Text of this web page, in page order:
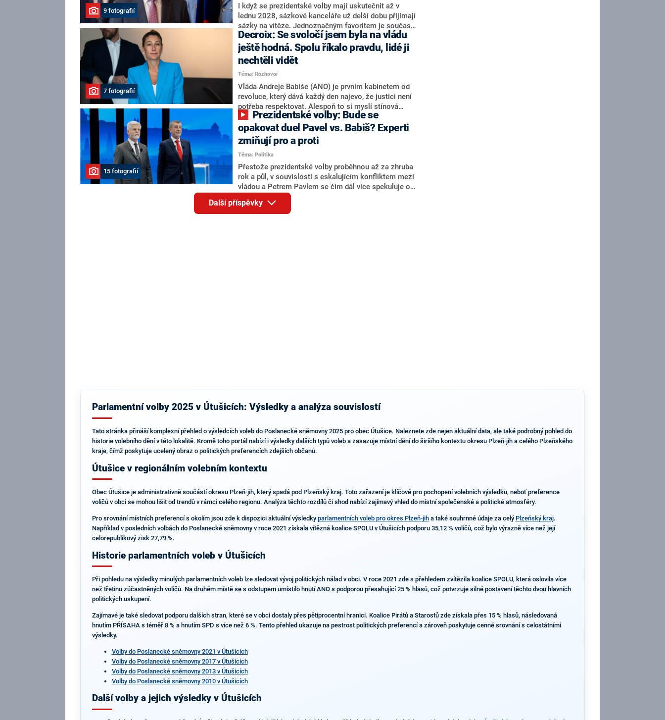
Zdeněk Nytra redakci řekl, že počítá s odchodem
některých senátorů z klubu a že Naše Česko není
nepřítel, ale soupeř.
9 fotografií
I když se prezidentské volby mají uskutečnit až v
lednu 2028, sázkové kanceláře už delší dobu přijímají
sázky na vítěze. Jednoznačným favoritem je současná
hlava státu Petr Pavel. Daleko za ním pak bookmakeři
zmiňují dva výrazné politiky ANO, tedy premiéra
Andreje Babiše a ministra průmyslu Karla Havlíčka.
Oblíbeným tipem samotných sázkařů je poslanec za
Motoristy Filip Turek. Politolog Jan Kubáček nicméně
o případné kandidatuře kohokoliv ze zmíněné trojice
značně pochybuje. Podle něj současná koalice dosud
nemá osobu, která by Pavlovi mohla konkurovat.
7 fotografií
Decroix: Se svoločí jsem byla na vládu
ještě hodná. Spolu říkalo pravdu, lidé ji
nechtěli vidět
Téma: Rozhovor
Vláda Andreje Babiše (ANO) je prvním kabinetem od
revoluce, který dává každý den najevo, že justici není
potřeba respektovat. Alespoň to si myslí stínová
ministryně spravedlnosti ODS Eva Decroix. V
rozhovoru pro CNN Prima NEWS si nebrala servítky
ohledně politického výkonu svého nástupce Jeronýma
Tejce (za ANO) či vládní zmocněnkyně pro lidská
práva Taťány Malé (ANO). Označením „svoloč“ na
adresu vlády prý byla ještě hodná. Decroix se také
vrátila k volební porážce koalice Spolu či promluvila o
hnutí Naše Česko Martina Kuby.
15 fotografií
opakovat duel Pavel vs. Babiš? Experti
zmiňují pro a proti
Téma: Politika
Přestože prezidentské volby proběhnou až za zhruba
rok a půl, v souvislosti s eskalujícím konfliktem mezi
vládou a Petrem Pavlem se čím dál více spekuluje o
tom, koho by do bitvy o Hrad mohla vyslat současná
koalice. Někteří političtí komentátoři znovu vytahují
jméno premiéra Andreje Babiše (ANO). Jak moc je
Další příspěvky
Parlamentní volby 2025 v Útušicích: Výsledky a analýza souvislostí
Tato stránka přináší komplexní přehled o výsledcích voleb do Poslanecké sněmovny 2025 pro obec Útušice. Naleznete zde nejen aktuální data, ale také podrobný pohled do
historie volebního dění v této lokalitě. Kromě toho portál nabízí i výsledky dalších typů voleb a zasazuje místní dění do širšího kontextu okresu Plzeň-jih a celého Plzeňského
kraje, čímž poskytuje ucelený obraz o politických preferencích zdejších občanů.
Útušice v regionálním volebním kontextu
Obec Útušice je administrativně součástí okresu Plzeň-jih, který spadá pod Plzeňský kraj. Toto zařazení je klíčové pro pochopení volebních výsledků, neboť preference
voličů v obci se mohou lišit od trendů v rámci celého regionu. Analýza těchto rozdílů či shod nabízí zajímavý vhled do místní společenské a politické atmosféry.
Pro srovnání místních preferencí s okolím jsou zde k dispozici aktuální výsledky parlamentních voleb pro okres Plzeň-jiha také souhrnné údaje za celý Plzeňský kraj.
Například v posledních volbách do Poslanecké sněmovny v roce 2021 získala vítězná koalice SPOLU v Útušicích podporu 35,12 % voličů, což bylo výrazně více než její
celorepublikový zisk 27,79 %.
Historie parlamentních voleb v Útušicích
Při pohledu na výsledky minulých parlamentních voleb lze sledovat vývoj politických nálad v obci. V roce 2021 zde s přehledem zvítězila koalice SPOLU, která oslovila více
než třetinu zúčastněných voličů. Na druhém místě se s odstupem umístilo hnutí ANO s podporou přesahující 25 % hlasů, což potvrzuje silné postavení těchto dvou hlavních
politických uskupení.
Zajímavé je také sledovat podporu dalších stran, které se v obci dostaly přes pětiprocentní hranici. Koalice Pirátů a Starostů zde získala přes 15 % hlasů, následovaná
hnutím PŘÍSAHA s téměř 8 % a hnutím SPD s více než 6 %. Tento přehled ukazuje na pestrost politických preferencí a zároveň poskytuje cenné srovnání s celostátními
výsledky.
Volby do Poslanecké sněmovny 2021 v Útušicích
Volby do Poslanecké sněmovny 2017 v Útušicích
Volby do Poslanecké sněmovny 2013 v Útušicích
Volby do Poslanecké sněmovny 2010 v Útušicích
Další volby a jejich výsledky v Útušicích